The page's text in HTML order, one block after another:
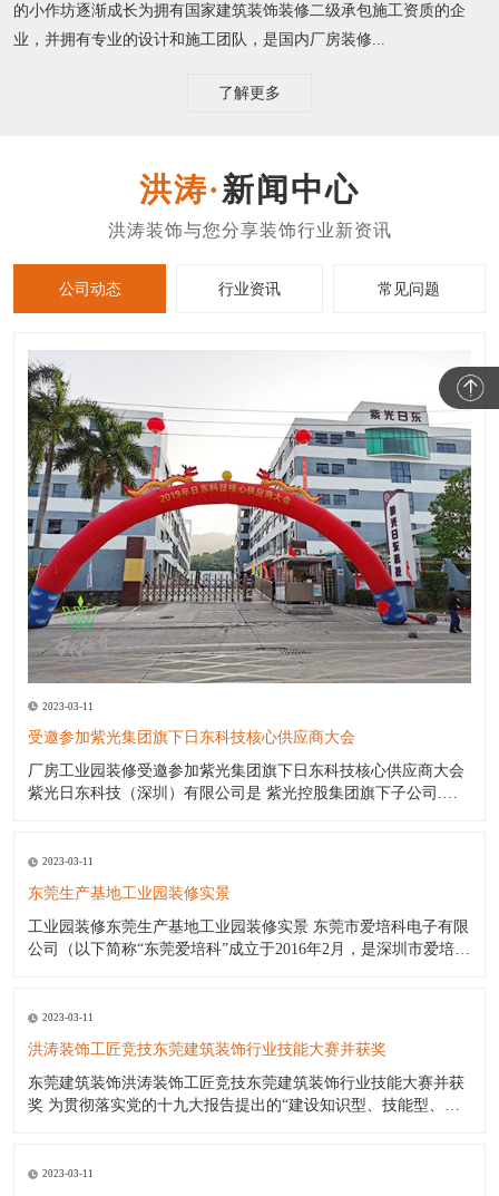
的小作坊逐渐成长为拥有国家建筑装饰装修二级承包施工资质的企
业，并拥有专业的设计和施工团队，是国内厂房装修...
了解更多
新闻中心
公司动态 行业资讯 常见问题
2023-03-11
受邀参加紫光集团旗下日东科技核心供应商大会
厂房工业园装修受邀参加紫光集团旗下日东科技核心供应商大会
紫光日东科技（深圳）有限公司是 紫光控股集团旗下子公司.日
锡机（价格优惠);日东公司波峰焊日东回流焊;日东印刷机;三星贴
片机
2023-03-11
东莞生产基地工业园装修实景
工业园装修东莞生产基地工业园装修实景 东莞市爱培科电子有限
公司（以下简称“东莞爱培科”成立于2016年2月，是深圳市爱培科
产品：GPS车载导航通讯设备产品的制造。 作为一家年轻新兴的
企
2023-03-11
洪涛装饰工匠竞技东莞建筑装饰行业技能大赛并获奖
东莞建筑装饰洪涛装饰工匠竞技东莞建筑装饰行业技能大赛并获
奖 为贯彻落实党的十九大报告提出的“建设知识型、技能型、创
精神，弘扬东莞建筑装饰文化；为东莞市建筑装饰行业广大“工
2023-03-11